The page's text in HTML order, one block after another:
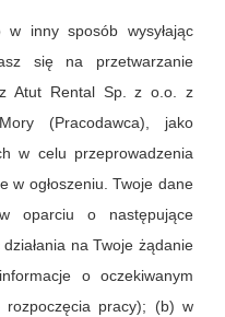
w inny sposób wysyłając
się na przetwarzanie
Atut Rental Sp. z o.o. z
(Pracodawca), jako
w celu przeprowadzenia
w ogłoszeniu. Twoje dane
oparciu o następujące
na Twoje żądanie
o oczekiwanym
rozpoczęcia pracy); (b) w